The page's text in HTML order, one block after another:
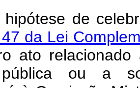
hipótese de
da Lei
ato
pública ou a